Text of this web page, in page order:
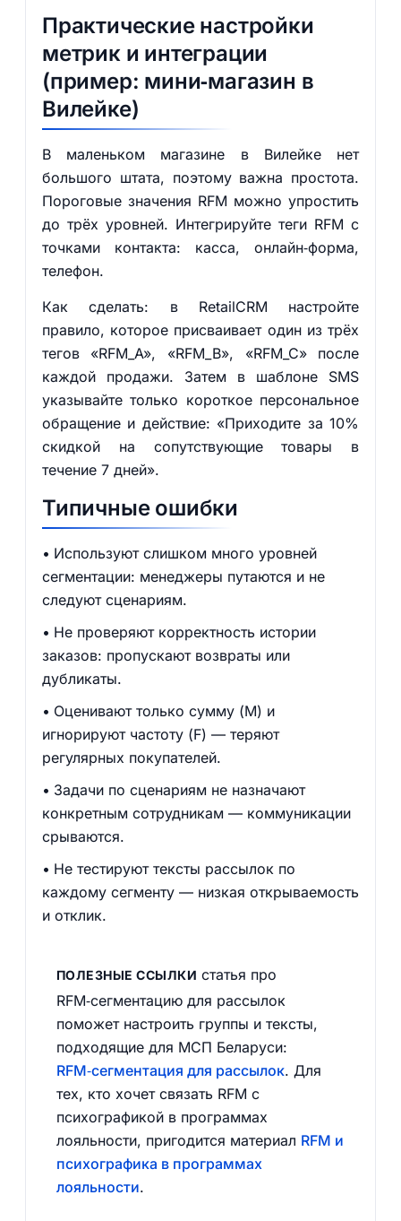
Практические настройки
метрик и интеграции
(пример: мини‑магазин в
Вилейке)
В маленьком магазине в Вилейке нет
большого штата, поэтому важна простота.
Пороговые значения RFM можно упростить
до трёх уровней. Интегрируйте теги RFM с
точками контакта: касса, онлайн‑форма,
телефон.
Как сделать: в RetailCRM настройте
правило, которое присваивает один из трёх
тегов «RFM_A», «RFM_B», «RFM_C» после
каждой продажи. Затем в шаблоне SMS
указывайте только короткое персональное
обращение и действие: «Приходите за 10%
скидкой на сопутствующие товары в
течение 7 дней».
Типичные ошибки
Используют слишком много уровней
сегментации: менеджеры путаются и не
следуют сценариям.
Не проверяют корректность истории
заказов: пропускают возвраты или
дубликаты.
Оценивают только сумму (M) и
игнорируют частоту (F) — теряют
регулярных покупателей.
Задачи по сценариям не назначают
конкретным сотрудникам — коммуникации
срываются.
Не тестируют тексты рассылок по
каждому сегменту — низкая открываемость
и отклик.
ПОЛЕЗНЫЕ ССЫЛКИ статья про
RFM‑сегментацию для рассылок
поможет настроить группы и тексты,
подходящие для МСП Беларуси:
RFM‑сегментация для рассылок. Для
тех, кто хочет связать RFM с
психографикой в программах
лояльности, пригодится материал RFM и
психографика в программах
лояльности.